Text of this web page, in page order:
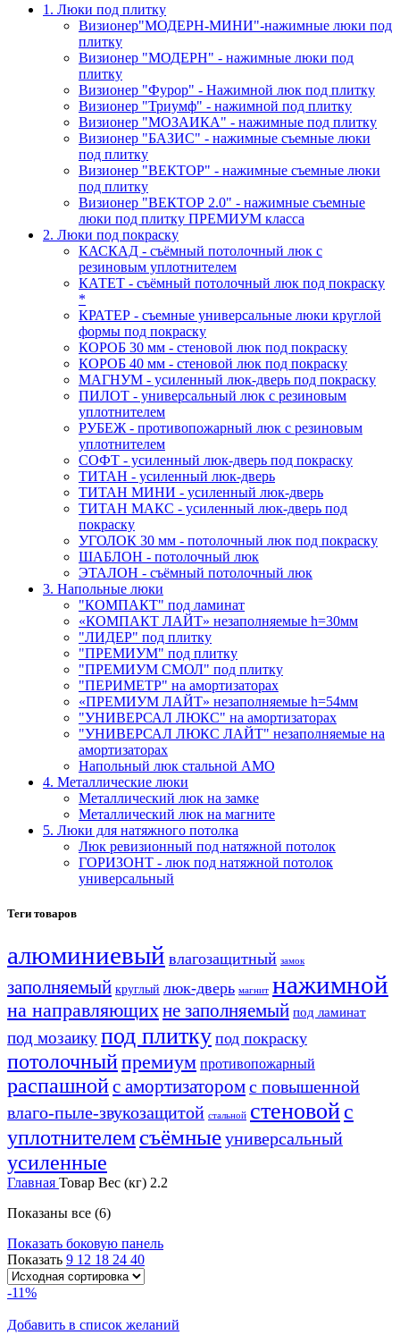
1. Люки под плитку
Визионер"МОДЕРН-МИНИ"-нажимные люки под
плитку
Визионер "МОДЕРН" - нажимные люки под
плитку
Визионер "Фурор" - Нажимной люк под плитку
Визионер "Триумф" - нажимной под плитку
Визионер "МОЗАИКА" - нажимные под плитку
Визионер "БАЗИС" - нажимные съемные люки
под плитку
Визионер "ВЕКТОР" - нажимные съемные люки
под плитку
Визионер "ВЕКТОР 2.0" - нажимные съемные
люки под плитку ПРЕМИУМ класса
2. Люки под покраску
КАСКАД - съёмный потолочный люк с
резиновым уплотнителем
КАТЕТ - съёмный потолочный люк под покраску
*
КРАТЕР - съемные универсальные люки круглой
формы под покраску
КОРОБ 30 мм - стеновой люк под покраску
КОРОБ 40 мм - стеновой люк под покраску
МАГНУМ - усиленный люк-дверь под покраску
ПИЛОТ - универсальный люк с резиновым
уплотнителем
РУБЕЖ - противопожарный люк с резиновым
уплотнителем
СОФТ - усиленный люк-дверь под покраску
ТИТАН - усиленный люк-дверь
ТИТАН МИНИ - усиленный люк-дверь
ТИТАН МАКС - усиленный люк-дверь под
покраску
УГОЛОК 30 мм - потолочный люк под покраску
ШАБЛОН - потолочный люк
ЭТАЛОН - съёмный потолочный люк
3. Напольные люки
"КОМПАКТ" под ламинат
«КОМПАКТ ЛАЙТ» незаполняемые h=30мм
"ЛИДЕР" под плитку
"ПРЕМИУМ" под плитку
"ПРЕМИУМ СМОЛ" под плитку
"ПЕРИМЕТР" на амортизаторах
«ПРЕМИУМ ЛАЙТ» незаполняемые h=54мм
"УНИВЕРСАЛ ЛЮКС" на амортизаторах
"УНИВЕРСАЛ ЛЮКС ЛАЙТ" незаполняемые на
амортизаторах
Напольный люк стальной АМО
4. Металлические люки
Металлический люк на замке
Металлический люк на магните
5. Люки для натяжного потолка
Люк ревизионный под натяжной потолок
ГОРИЗОНТ - люк под натяжной потолок
универсальный
Теги товаров
алюминиевый влагозащитный замок
заполняемый круглый люк-дверь магнит нажимной
на направляющихне заполняемый под ламинат
под мозаикупод плитку под покраску
потолочныйпремиум противопожарный
распашнойс амортизаторомс повышенной
влаго-пыле-звукозащитой стальной стеновойс
уплотнителемсъёмныеуниверсальный
усиленные
Главная Товар Вес (кг) 2.2
Показаны все (6)
Показать боковую панель
Показать 9 12 18 24 40
-11%
Добавить в список желаний